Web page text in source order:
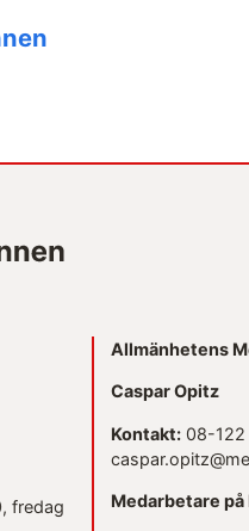
fredag
Allmänhetens
Caspar Opitz
Kontakt:08-122
Medarbetare